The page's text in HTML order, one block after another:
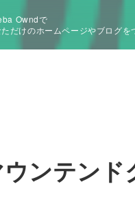
Owndで
だけのホームページやブログを
ンテンド